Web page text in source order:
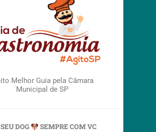
Melhor Guia pela Câmara
Municipal de SP
DOG SEMPRE COM VC